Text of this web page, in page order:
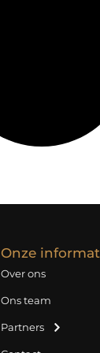
Onze
Over ons
Ons team
Partners